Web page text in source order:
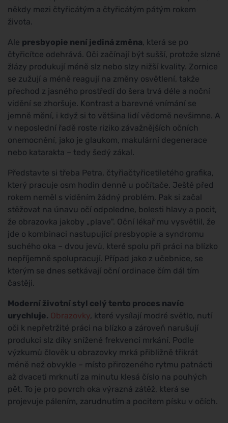
někdy mezi čtyřicátým a čtyřicátým pátým rokem
života.
Ale presbyopie není jediná změna, která se po
čtyřicítce odehrává. Oči začínají být sušší, protože slzné
žlázy produkují méně slz nebo slzy nižší kvality. Zornice
se zužují a méně reagují na změny osvětlení, takže
přechod z jasného prostředí do šera trvá déle a noční
vidění se zhoršuje. Kontrast a barevné vnímání se
jemně mění, i když si to většina lidí vědomě nevšimne. A
v neposlední řadě roste riziko závažnějších očních
onemocnění, jako je glaukom, makulární degenerace
nebo katarakta – tedy šedý zákal.
Představte si třeba Petra, čtyřiačtyřicetiletého grafika,
který pracuje osm hodin denně u počítače. Ještě před
rokem neměl s viděním žádný problém. Pak si začal
stěžovat na únavu očí odpoledne, bolesti hlavy a pocit,
že obrazovka jakoby „plave". Oční lékař mu vysvětlil, že
jde o kombinaci nastupující presbyopie a syndromu
suchého oka – dvou jevů, které spolu při práci na blízko
nepříjemně spolupracují. Případ jako z učebnice, se
kterým se dnes setkávají oční ordinace čím dál tím
častěji.
Moderní životní styl celý tento proces navíc
urychluje. Obrazovky, které vysílají modré světlo, nutí
oči k nepřetržité práci na blízko a zároveň narušují
produkci slz díky snížené frekvenci mrkání. Podle
výzkumů člověk u obrazovky mrká přibližně třikrát
méně než obvykle – místo přirozeného rytmu patnácti
až dvaceti mrknutí za minutu klesá číslo na pouhých
pět. To je pro povrch oka výrazná zátěž, která se
projevuje pálením, zarudnutím a pocitem písku v očích.